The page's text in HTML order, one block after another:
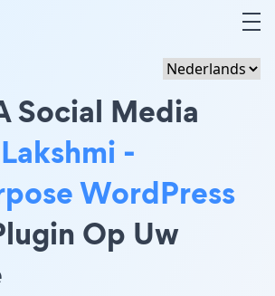
Social Media
Lakshmi -
WordPress
Op Uw